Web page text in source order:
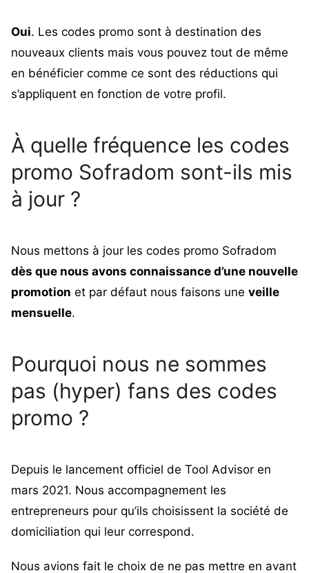
Oui. Les codes promo sont à destination des
nouveaux clients mais vous pouvez tout de même
en bénéficier comme ce sont des réductions qui
s’appliquent en fonction de votre profil.
À quelle fréquence les codes
promo Sofradom sont-ils mis
à jour ?
Nous mettons à jour les codes promo Sofradom
dès que nous avons connaissance d’une nouvelle
promotion et par défaut nous faisons une veille
mensuelle.
Pourquoi nous ne sommes
pas (hyper) fans des codes
promo ?
Depuis le lancement officiel de Tool Advisor en
mars 2021. Nous accompagnement les
entrepreneurs pour qu’ils choisissent la société de
domiciliation qui leur correspond.
Nous avions fait le choix de ne pas mettre en avant